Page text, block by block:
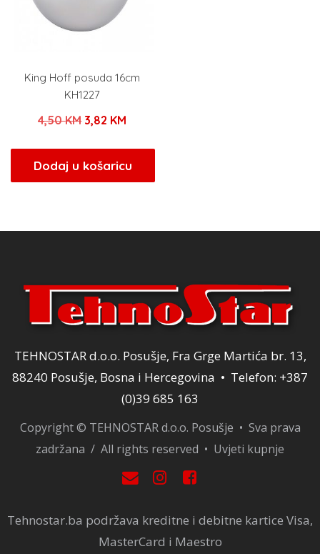
King Hoff posuda 16cm
KH1227
4,50KM Izvorna
bila
je:
3,82 KM
je:
3,82 KM.
Dodaj u košaricu
TEHNOSTAR d.o.o. Posušje, Fra Grge Martića br. 13,
88240 Posušje, Bosna i Hercegovina • Telefon: +387
(0)39 685 163
Copyright © TEHNOSTAR d.o.o. Posušje • Sva prava
zadržana / All rights reserved • Uvjeti kupnje
Tehnostar.ba podržava kreditne i debitne kartice Visa,
MasterCard i Maestro